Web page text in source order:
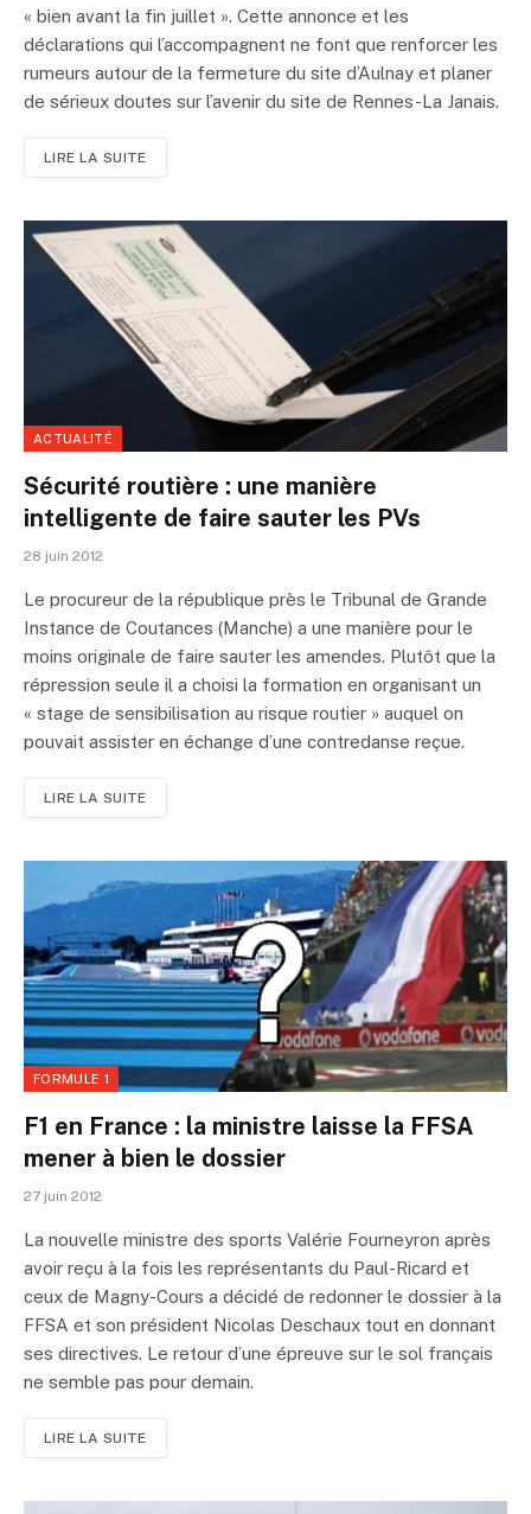
« bien avant la fin juillet ». Cette annonce et les
déclarations qui l’accompagnent ne font que renforcer les
rumeurs autour de la fermeture du site d’Aulnay et planer
de sérieux doutes sur l’avenir du site de Rennes-La Janais.
LIRE LA SUITE
ACTUALITÉ
Sécurité routière : une manière
intelligente de faire sauter les PVs
28 juin 2012
Le procureur de la république près le Tribunal de Grande
Instance de Coutances (Manche) a une manière pour le
moins originale de faire sauter les amendes. Plutôt que la
répression seule il a choisi la formation en organisant un
« stage de sensibilisation au risque routier » auquel on
pouvait assister en échange d’une contredanse reçue.
LIRE LA SUITE
FORMULE 1
F1 en France : la ministre laisse la FFSA
mener à bien le dossier
27 juin 2012
La nouvelle ministre des sports Valérie Fourneyron après
avoir reçu à la fois les représentants du Paul-Ricard et
ceux de Magny-Cours a décidé de redonner le dossier à la
FFSA et son président Nicolas Deschaux tout en donnant
ses directives. Le retour d’une épreuve sur le sol français
ne semble pas pour demain.
LIRE LA SUITE